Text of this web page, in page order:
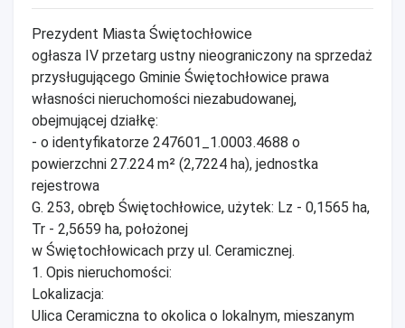
Prezydent Miasta Świętochłowice
ogłasza IV przetarg ustny nieograniczony na sprzedaż
przysługującego Gminie Świętochłowice prawa
własności nieruchomości niezabudowanej,
obejmującej działkę:
- o identyfikatorze 247601_1.0003.4688 o
powierzchni 27.224 m² (2,7224 ha), jednostka
rejestrowa
G. 253, obręb Świętochłowice, użytek: Lz - 0,1565 ha,
Tr - 2,5659 ha, położonej
w Świętochłowicach przy ul. Ceramicznej.
1. Opis nieruchomości:
Lokalizacja:
Ulica Ceramiczna to okolica o lokalnym, mieszanym